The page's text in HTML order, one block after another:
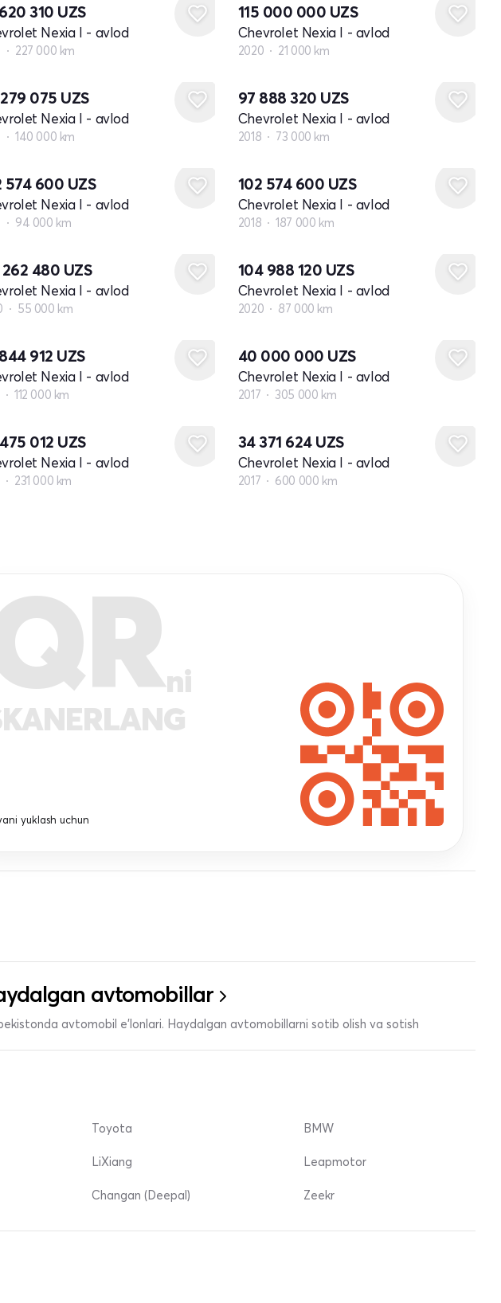
310 UZS
Nexia I - avlod
227 000 km
115 000 000 UZS
Chevrolet Nexia I - avlod
2020 21 000 km
075 UZS
Nexia I - avlod
140 000 km
97 888 320 UZS
Chevrolet Nexia I - avlod
2018 73 000 km
574 600 UZS
Nexia I - avlod
94 000 km
102 574 600 UZS
Chevrolet Nexia I - avlod
2018 187 000 km
262 480 UZS
Nexia I - avlod
55 000 km
104 988 120 UZS
Chevrolet Nexia I - avlod
2020 87 000 km
912 UZS
Nexia I - avlod
112 000 km
40 000 000 UZS
Chevrolet Nexia I - avlod
2017 305 000 km
012 UZS
Nexia I - avlod
231 000 km
34 371 624 UZS
Chevrolet Nexia I - avlod
2017 600 000 km
ni
yuklash uchun
avtomobillar
avtomobil e’lonlari. Haydalgan avtomobillarni sotib olish va sotish
Toyota
LiXiang
Changan (Deepal)
BMW
Leapmotor
Zeekr